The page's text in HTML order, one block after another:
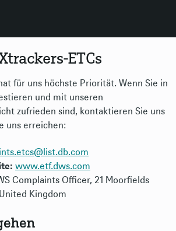
ETCs
für uns höchste Priorität. Wenn Sie in
und mit unseren
zufrieden sind, kontaktieren Sie uns
uns erreichen:
www.etf.dws.com
Complaints Officer, 21 Moorfields
Kingdom